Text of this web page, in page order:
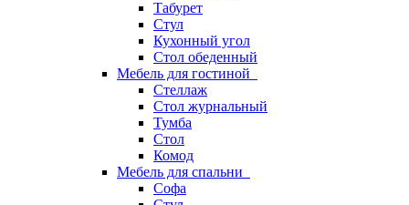
Табурет
Стул
Кухонный угол
Стол обеденный
Мебель для гостиной
Стеллаж
Стол журнальный
Тумба
Стол
Комод
Мебель для спальни
Софа